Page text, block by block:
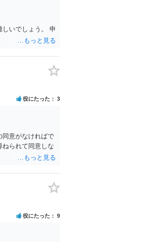
いでしょう。 申
役にたった 3
同意がなければで
られて同意しな
役にたった 9